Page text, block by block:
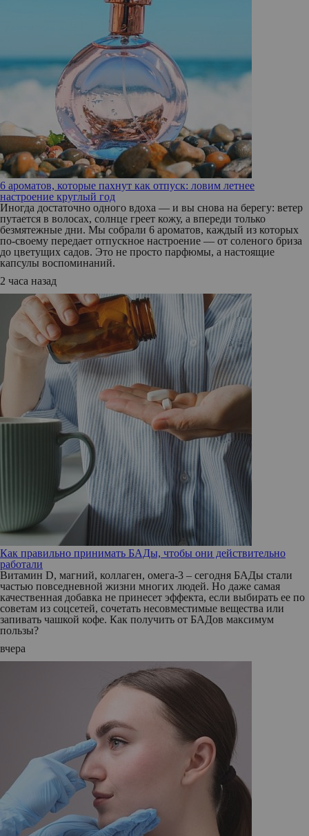
6 ароматов, которые пахнут как отпуск: ловим летнее
настроение круглый год
Иногда достаточно одного вдоха — и вы снова на берегу: ветер
путается в волосах, солнце греет кожу, а впереди только
безмятежные дни. Мы собрали 6 ароматов, каждый из которых
по‑своему передает отпускное настроение — от соленого бриза
до цветущих садов. Это не просто парфюмы, а настоящие
капсулы воспоминаний.
2 часа назад
Как правильно принимать БАДы, чтобы они действительно
работали
Витамин D, магний, коллаген, омега-3 – сегодня БАДы стали
частью повседневной жизни многих людей. Но даже самая
качественная добавка не принесет эффекта, если выбирать ее по
советам из соцсетей, сочетать несовместимые вещества или
запивать чашкой кофе. Как получить от БАДов максимум
пользы?
вчера